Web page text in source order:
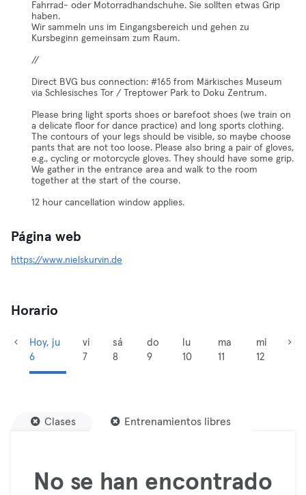
Fahrrad- oder Motorradhandschuhe. Sie sollten etwas Grip
haben.
Wir sammeln uns im Eingangsbereich und gehen zu
Kursbeginn gemeinsam zum Raum.
//
Direct BVG bus connection: #165 from Märkisches Museum
via Schlesisches Tor / Treptower Park to Doku Zentrum.
Please bring light sports shoes or barefoot shoes (we train on
a delicate floor for dance practice) and long sports clothing.
The contours of your legs should be visible, so maybe choose
pants that are not too loose. Please also bring a pair of gloves,
e.g., cycling or motorcycle gloves. They should have some grip.
We gather in the entrance area and walk to the room
together at the start of the course.
12 hour cancellation window applies.
Página web
https://www.nielskurvin.de
Horario
Hoy, ju
6
vi
7
sá
8
do
9
lu
10
ma
11
mi
12
Clases Entrenamientos libres
No se han encontrado